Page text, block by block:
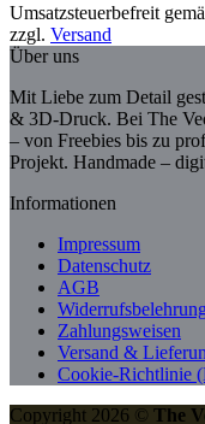
Umsatzsteuerbefreit
zzgl. Versand
Über uns
Mit Liebe zum Detail
& 3D-Druck. Bei The
– von Freebies bis zu
Projekt. Handmade –
Informationen
Impressum
Datenschutz
AGB
Widerrufsbelehrung
Zahlungsweisen
Versand &
Cookie-Richtlinie
Copyright 2026 © The